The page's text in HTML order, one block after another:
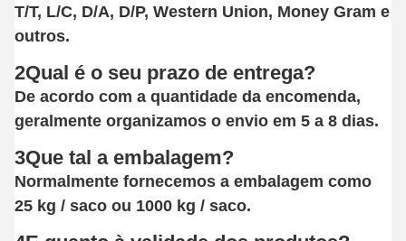
T/T, L/C, D/A, D/P, Western Union, Money Gram e
outros.
2Qual é o seu prazo de entrega?
De acordo com a quantidade da encomenda,
geralmente organizamos o envio em 5 a 8 dias.
3Que tal a embalagem?
Normalmente fornecemos a embalagem como
25 kg / saco ou 1000 kg / saco.